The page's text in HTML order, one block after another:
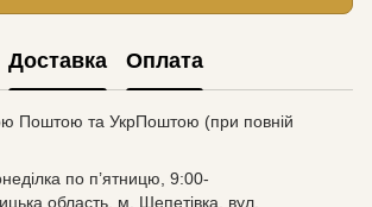
Доставка Оплата
Поштою та УкрПоштою (при повній
по п’ятницю, 9:00-
область, м. Шепетівка, вул.